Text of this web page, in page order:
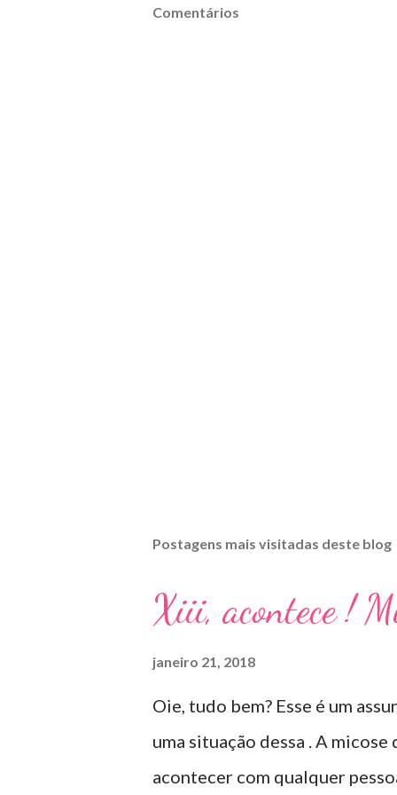
Comentários
Postagens mais visitadas deste blog
Xiii, acontece !
janeiro 21, 2018
Oie, tudo bem? Esse é um
uma situação dessa . A
acontecer com qualquer